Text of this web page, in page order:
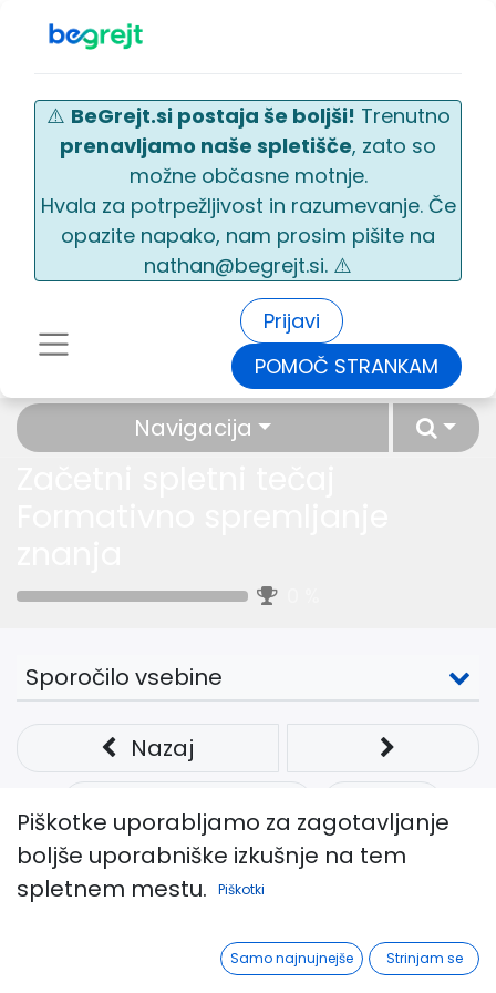
Prijavi
POMOČ STRANKAM
⚠️ BeGrejt.si postaja še boljši! Trenutno
prenavljamo naše spletišče, zato so
možne občasne motnje.
Hvala za potrpežljivost in razumevanje. Če
opazite napako, nam prosim pišite na
nathan@begrejt.si. ⚠️
Navigacija
Sporočilo vsebine
Merila uspešnosti
Nazaj
Celoten zaslon
Deli
MERILA USPEŠNOSTI:
• ohranjajo fokus,
Piškotke uporabljamo za zagotavljanje
boljše uporabniške izkušnje na tem
spletnem mestu.
Piškotki
Samo najnujnejše Strinjam se